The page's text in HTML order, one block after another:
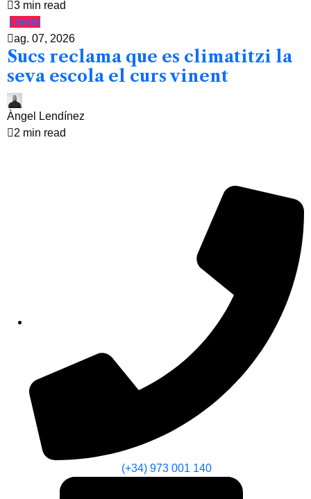
3 min read
Lleida
ag. 07, 2026
Sucs reclama que es climatitzi la
seva escola el curs vinent
Àngel Lendínez
2 min read
(+34) 973 001 140